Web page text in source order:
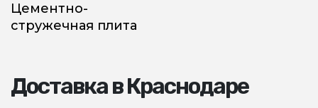
Цементно-
стружечная плита
Доставка в Краснодаре